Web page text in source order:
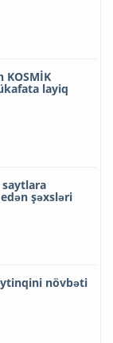
KOSMİK
layiq
şəxsləri
növbəti